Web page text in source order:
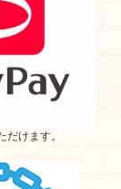
だけます。